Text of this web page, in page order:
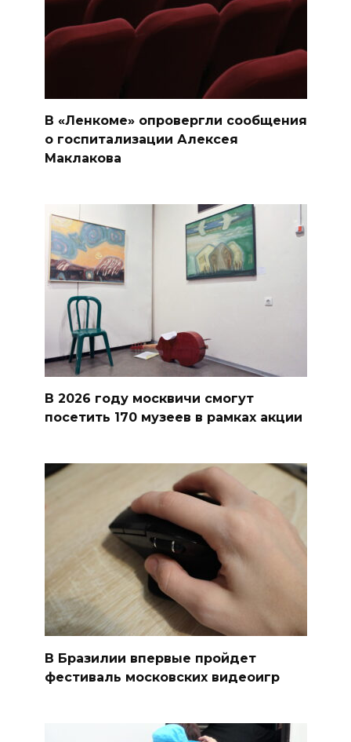
В «Ленкоме» опровергли сообщения
о госпитализации Алексея
Маклакова
В 2026 году москвичи смогут
посетить 170 музеев в рамках акции
В Бразилии впервые пройдет
фестиваль московских видеоигр